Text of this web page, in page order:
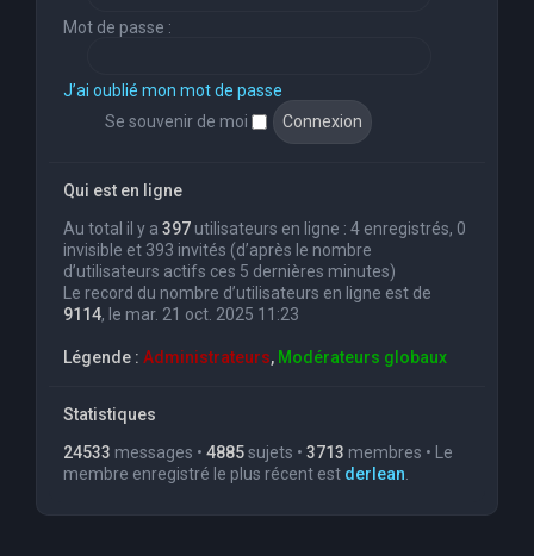
Mot de passe :
J’ai oublié mon mot de passe
Se souvenir de moi
Qui est en ligne
Au total il y a 397 utilisateurs en ligne : 4 enregistrés, 0
invisible et 393 invités (d’après le nombre
d’utilisateurs actifs ces 5 dernières minutes)
Le record du nombre d’utilisateurs en ligne est de
9114, le mar. 21 oct. 2025 11:23
Légende : Administrateurs, Modérateurs globaux
Statistiques
24533 messages • 4885sujets • 3713 membres • Le
membre enregistré le plus récent est derlean.